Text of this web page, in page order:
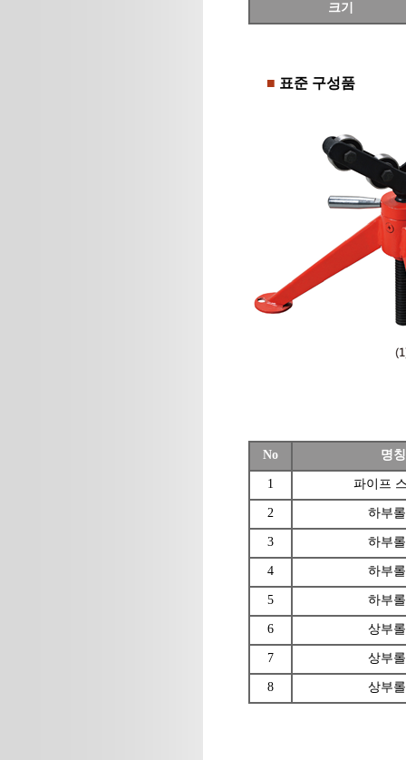
크기
■ 표준 구성품
No 명칭
1 파이프
2 하부
3 하부
4 하부
5 하부
6 상부
7 상부
8 상부